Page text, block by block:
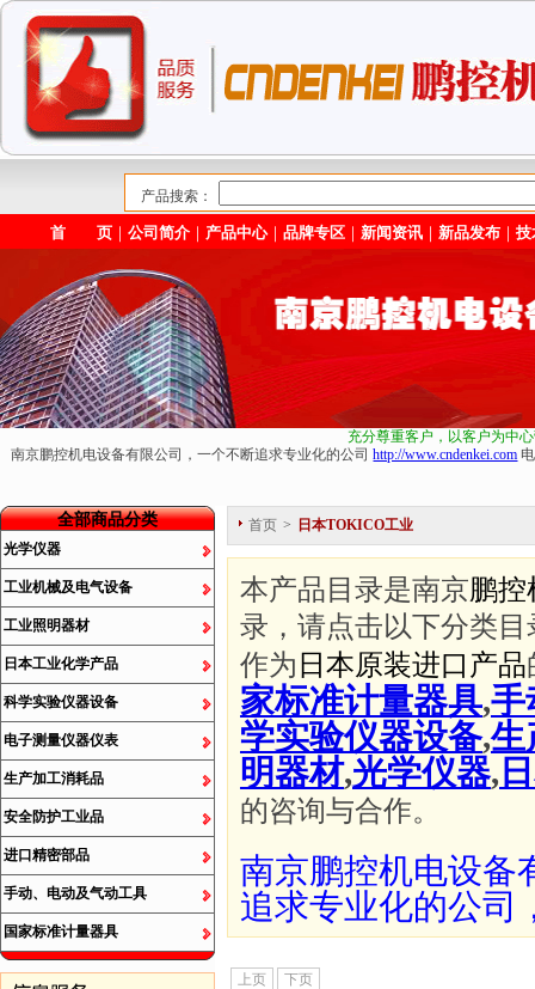
产品搜索：
首 页 ｜公司简介 ｜ 产品中心｜品牌专区 ｜新闻资讯 ｜新品发布 ｜技
充分尊重客户，以客户为中
南京鹏控机电设备有限公司，一个不断追求专业化的公司http://www.cndenkei.com
全部商品分类
光学仪器
工业机械及电气设备
工业照明器材
日本工业化学产品
科学实验仪器设备
电子测量仪器仪表
生产加工消耗品
安全防护工业品
进口精密部品
手动、电动及气动工具
国家标准计量器具
首页 > 日本TOKICO工业
本产品目录是南京鹏
录，请点击以下分类
作为 日本原装进口产品
家标准计量器具,手
学实验仪器设备,生
明器材,光学仪器,
的咨询与合作。
南京鹏控机电设备
追求专业化的公司
上页 下页